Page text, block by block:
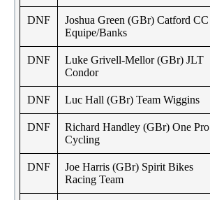
DNF
Joshua Green (GBr) Catford CC
Equipe/Banks
DNF
Luke Grivell-Mellor (GBr) JLT
Condor
DNF Luc Hall (GBr) Team Wiggins
DNF
Richard Handley (GBr) One Pro
Cycling
DNF
Joe Harris (GBr) Spirit Bikes
Racing Team